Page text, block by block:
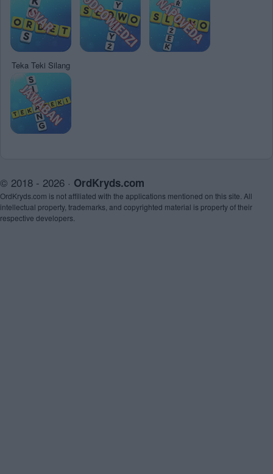
Teka Teki Silang
© 2018 - 2026 · OrdKryds.com
OrdKryds.com is not affiliated with the applications mentioned on this site. All
intellectual property, trademarks, and copyrighted material is property of their
respective developers.